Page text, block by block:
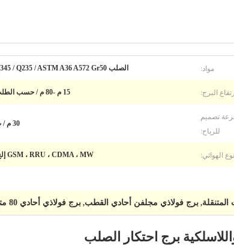
مواد: الصلب Q345 / Q235 / ASTM A36 A572 Gr50
البرج: 15 م -80 م / حسب الطلب
تصميم
للرياح:
30 م / ث
نوع الهوائي: GSM ، RRU ، CDMA ، MW إلخ.
, برج فولاذي مجلفن أحادي القطب, برج فولاذي أحادي 80 متر
برج احتكار الصلب